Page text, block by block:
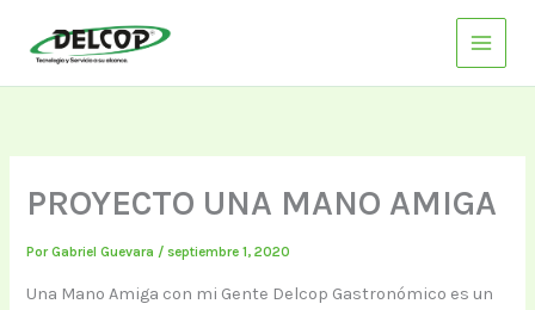
contenido
PROYECTO UNA MANO AMIGA
PorGabriel Guevara /septiembre 1, 2020
Una Mano Amiga con mi Gente Delcop Gastronómico es un